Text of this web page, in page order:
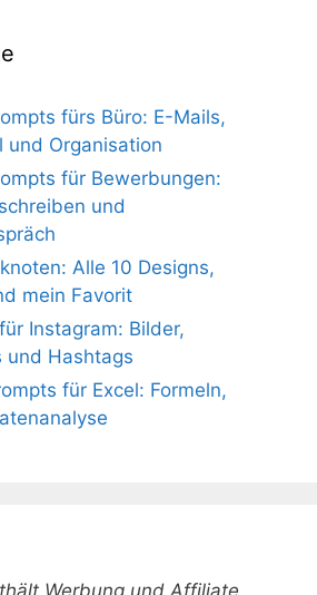
fürs Büro: E-Mails,
und Organisation
für Bewerbungen:
und
Alle 10 Designs,
mein Favorit
Instagram: Bilder,
und Hashtags
für Excel: Formeln,
Werbung und Affiliate